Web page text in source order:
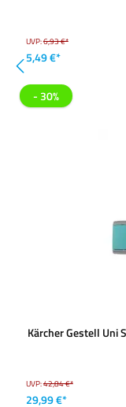
UVP:6,93 €*
5,49 €*
- 30%
Kärcher Gestell Uni
UVP:42,84 €*
29,99 €*